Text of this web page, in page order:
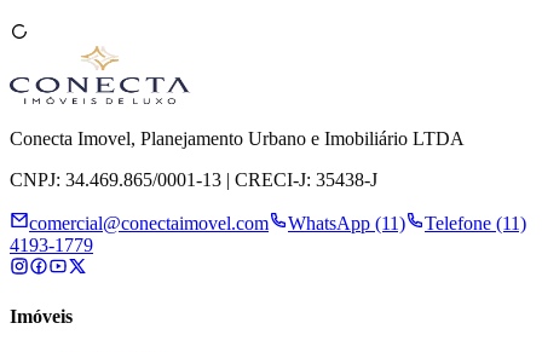
Conecta Imovel, Planejamento Urbano e Imobiliário LTDA
CNPJ: 34.469.865/0001-13 | CRECI-J: 35438-J
comercial@conectaimovel.com WhatsApp (11)
Telefone (11)
4193-1779
Imóveis